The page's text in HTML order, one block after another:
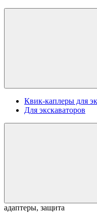
Квик-каплеры для
Для экскаваторов
адаптеры, защита